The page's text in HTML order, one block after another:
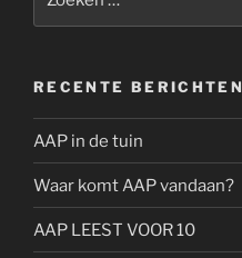
RECENTE BERICHTEN
AAP in de tuin
Waar komt AAP vandaan?
AAP LEEST VOOR 10